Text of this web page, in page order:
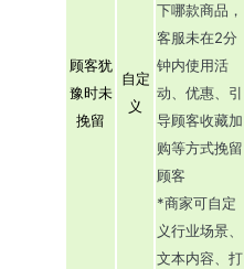
顾客犹
豫时未
挽留
自定
义
下哪款商品，
客服未在2分
钟内使用活
动、优惠、引
导顾客收藏加
购等方式挽留
顾客
*商家可自定
义行业场景、
文本内容、打